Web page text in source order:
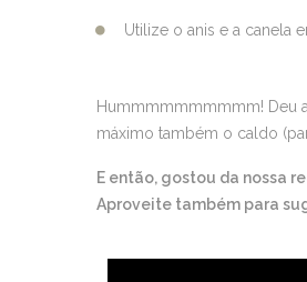
Utilize o anis e a canela
Hummmmmmmmmm! Deu
máximo também o caldo
E então, gostou da nossa
Aproveite também para